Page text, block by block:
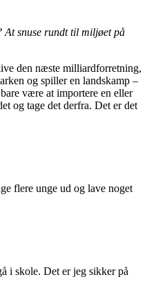
At snuse rundt til miljøet på
den næste milliardforretning,
og spiller en landskamp –
være at importere en eller
og tage det derfra. Det er det
flere unge ud og lave noget
i skole. Det er jeg sikker på